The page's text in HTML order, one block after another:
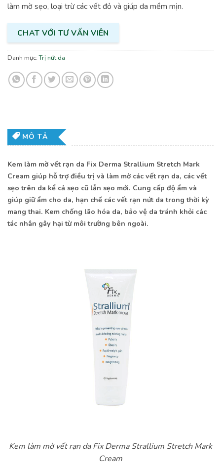
làm mờ sẹo, loại trừ các vết đỏ và giúp da mềm mịn.
CHAT VỚI TƯ VẤN VIÊN
Danh mục:Trị nứt da
MÔ TẢ
Kem làm mờ vết rạn da Fix Derma Strallium Stretch Mark
Cream giúp hỗ trợ điều trị và làm mờ các vết rạn da, các vết
sẹo trên da kể cả sẹo cũ lẫn sẹo mới. Cung cấp độ ẩm và
giúp giữ ẩm cho da, hạn chế các vết rạn nứt da trong thời kỳ
mang thai. Kem chống lão hóa da, bảo vệ da tránh khỏi các
tác nhân gây hại từ môi trường bên ngoài.
Kem làm mờ vết rạn da Fix Derma Strallium Stretch Mark
Cream